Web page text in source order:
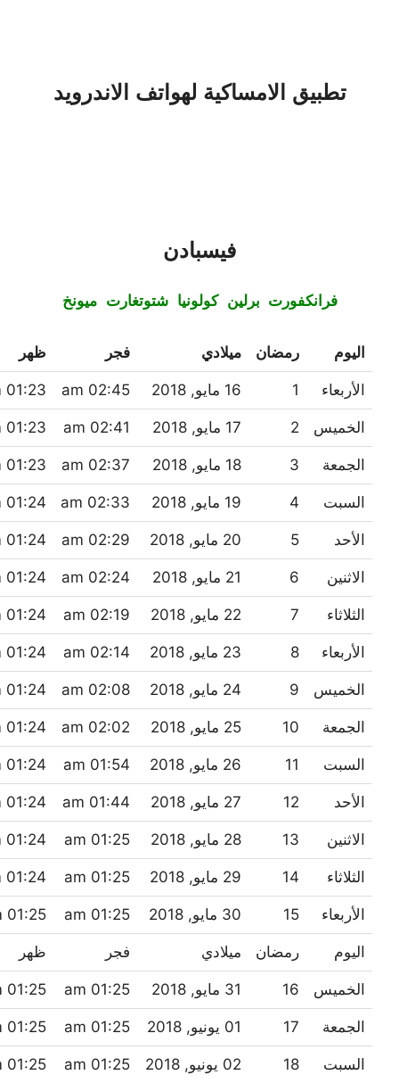
تطبيق الامساكية لهواتف الاندرويد
فيسبادن
فرانكفورت برلين كولونيا شتوتغارت ميونخ
اليوم رمضان ميلادي فجر ظهر
الأربعاء 1 16 مايو, 2018 02:45 am
01:23 pm
الخميس 2 17 مايو, 2018 02:41 am
01:23 pm
الجمعة 3 18 مايو, 2018 02:37 am
01:23 pm
السبت 4 19 مايو, 2018 02:33 am
01:24 pm
الأحد 5 20 مايو, 2018 02:29 am
01:24 pm
الاثنين 6 21 مايو, 2018 02:24 am
01:24 pm
الثلاثاء 7 22 مايو, 2018 02:19 am
01:24 pm
الأربعاء 8 23 مايو, 2018 02:14 am
01:24 pm
الخميس 9 24 مايو, 2018 02:08 am
01:24 pm
الجمعة 10 25 مايو, 2018 02:02 am
01:24 pm
السبت 11 26 مايو, 2018 01:54 am
01:24 pm
الأحد 12 27 مايو, 2018 01:44 am
01:24 pm
الاثنين 13 28 مايو, 2018 01:25 am
01:24 pm
الثلاثاء 14 29 مايو, 2018 01:25 am
01:24 pm
الأربعاء 15 30 مايو, 2018 01:25 am
01:25 pm
اليوم رمضان ميلادي فجر ظهر
الخميس 16 31 مايو, 2018 01:25 am
01:25 pm
الجمعة 17 01 يونيو, 2018 01:25 am
01:25 pm
السبت 18 02 يونيو, 2018 01:25 am
01:25 pm